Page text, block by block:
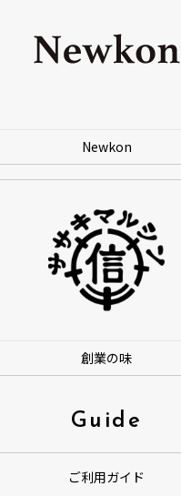
Newkon
創業の味
Guide
ご利用ガイド